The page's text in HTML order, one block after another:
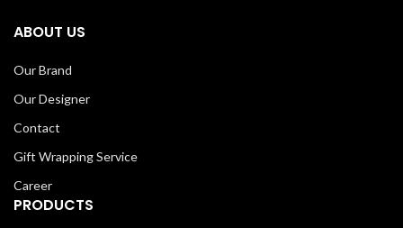
ABOUT US
Our Brand
Our Designer
Contact
Gift Wrapping Service
Career
PRODUCTS